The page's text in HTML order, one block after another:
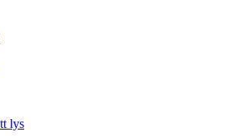
lys